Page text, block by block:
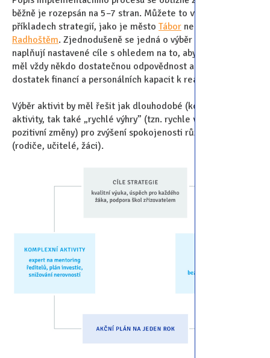
běžně je rozepsán na 5–7 stran. Můžete to vidět v
příkladech strategií, jako je město Tábor nebo
Radhoštěm. Zjednodušeně se jedná o výběr aktivit, které
naplňují nastavené cíle s ohledem na to, aby za činnosti
měl vždy někdo dostatečnou odpovědnost a k tomu také
dostatek financí a personálních kapacit k realizaci.
Výběr aktivit by měl řešit jak dlouhodobé (komplexní)
aktivity, tak také „rychlé výhry” (tzn. rychle viditelné
pozitivní změny) pro zvýšení spokojenosti různých aktérů
(rodiče, učitelé, žáci).